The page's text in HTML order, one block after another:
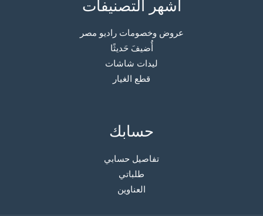
أشهر التصنيفات
عروض وخصومات راديو مصر
أُضيفَ حَديثًا
ليدات شاشات
قطع الغيار
حسابك
تفاصيل حسابي
طلباتي
العناوين